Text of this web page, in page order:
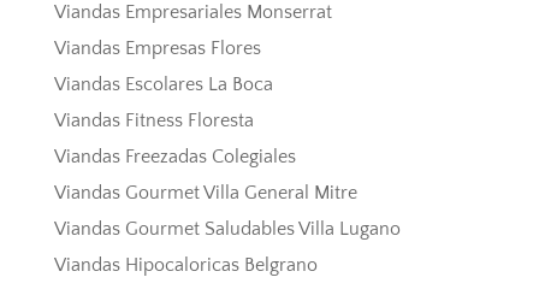
Viandas Empresariales Monserrat
Viandas Empresas Flores
Viandas Escolares La Boca
Viandas Fitness Floresta
Viandas Freezadas Colegiales
Viandas Gourmet Villa General Mitre
Viandas Gourmet Saludables Villa Lugano
Viandas Hipocaloricas Belgrano